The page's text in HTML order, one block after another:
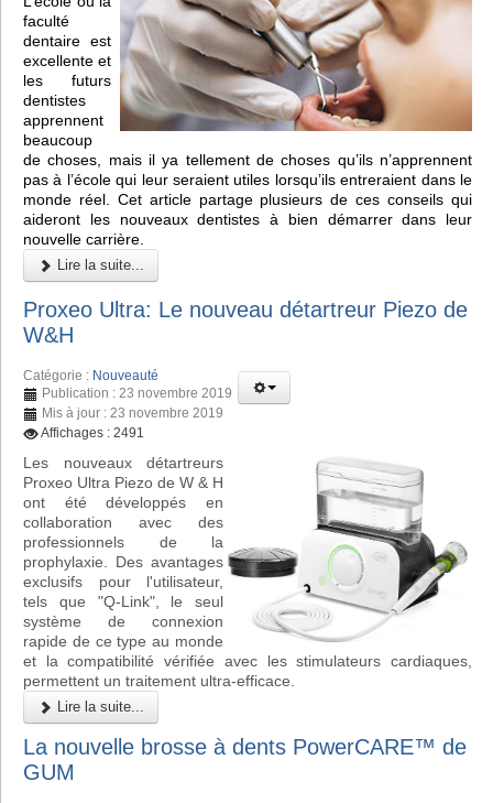
faculté
dentaire est
excellente et
les futurs
dentistes
apprennent
beaucoup
de choses, mais il ya tellement de choses qu’ils n’apprennent
pas à l’école qui leur seraient utiles lorsqu’ils entreraient dans le
monde réel. Cet article partage plusieurs de ces conseils qui
aideront les nouveaux dentistes à bien démarrer dans leur
nouvelle carrière.
Lire la suite...
Proxeo Ultra: Le nouveau détartreur Piezo de
W&H
Catégorie : Nouveauté
Publication : 23 novembre 2019
Mis à jour : 23 novembre 2019
Affichages : 2491
Les nouveaux détartreurs
Proxeo Ultra Piezo de W & H
ont été développés en
collaboration avec des
professionnels de la
prophylaxie. Des avantages
exclusifs pour l'utilisateur,
tels que "Q-Link", le seul
système de connexion
rapide de ce type au monde
et la compatibilité vérifiée avec les stimulateurs cardiaques,
permettent un traitement ultra-efficace.
Lire la suite...
La nouvelle brosse à dents PowerCARE™ de
GUM